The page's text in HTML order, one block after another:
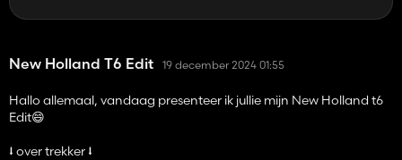
New Holland T6 Edit 19 december 2024 01:55
Hallo allemaal, vandaag presenteer ik jullie mijn New Holland t6
Edit😄
⭣ over trekker ⭣